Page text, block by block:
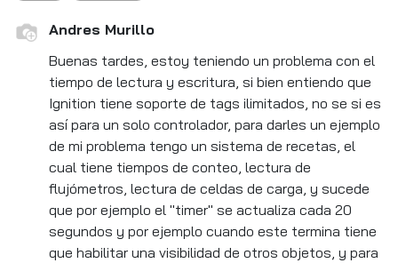
Andres Murillo
Buenas tardes, estoy teniendo un problema con el
tiempo de lectura y escritura, si bien entiendo que
Ignition tiene soporte de tags ilimitados, no se si es
así para un solo controlador, para darles un ejemplo
de mi problema tengo un sistema de recetas, el
cual tiene tiempos de conteo, lectura de
flujómetros, lectura de celdas de carga, y sucede
que por ejemplo el "timer" se actualiza cada 20
segundos y por ejemplo cuando este termina tiene
que habilitar una visibilidad de otros objetos, y para